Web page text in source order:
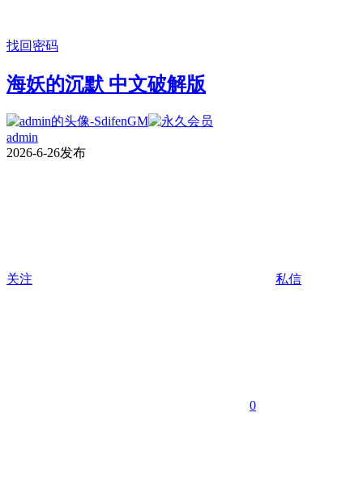
找回密码
海妖的沉默 中文破解版
admin
2026-6-26发布
关注 私信
0